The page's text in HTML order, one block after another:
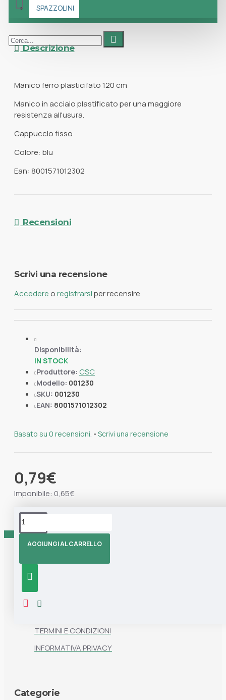
SPAZZOLINI
Descrizione
Manico ferro plasticifato 120 cm
Manico in acciaio plastificato per una maggiore
resistenza all'usura.
Cappuccio fisso
Colore: blu
Ean: 8001571012302
Recensioni
Scrivi una recensione
Accedere oregistrarsiper recensire
Disponibilità:
IN STOCK
Produttore: CSC
Modello: 001230
SKU: 001230
EAN: 8001571012302
Basato su 0 recensioni. - Scrivi una recensione
0,79€
Imponibile: 0,65€
AGGIUNGI AL CARRELLO
Tag: Manico
Informazioni
TERMINI E CONDIZIONI
INFORMATIVA PRIVACY
Categorie